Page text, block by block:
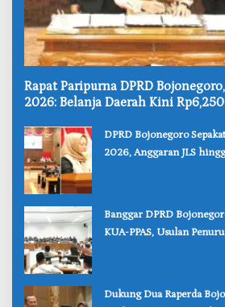
‎Rapat Paripurna DPRD
2026: Belanja Daerah Kini
‎DPRD Bojonegoro
2026, Anggaran JLS
‎Banggar DPRD
KUA-PPAS, Usulan
‎Dukung Dua Raperda